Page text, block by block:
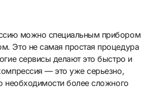
можно специальным прибором
Это не самая простая процедура
сервисы делают это быстро и
— это уже серьезно,
необходимости более сложного